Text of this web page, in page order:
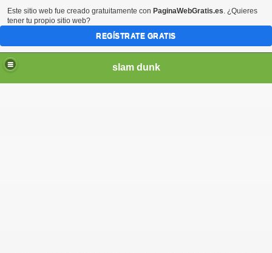
slam dunk
Este sitio web fue creado gratuitamente con PaginaWebGratis.es. ¿Quieres
tener tu propio sitio web?
REGÍSTRATE GRATIS